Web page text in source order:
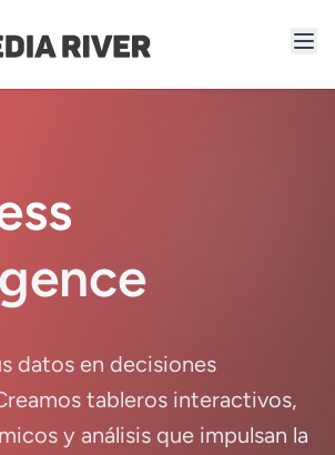
datos en decisiones
tableros interactivos,
y análisis que impulsan la